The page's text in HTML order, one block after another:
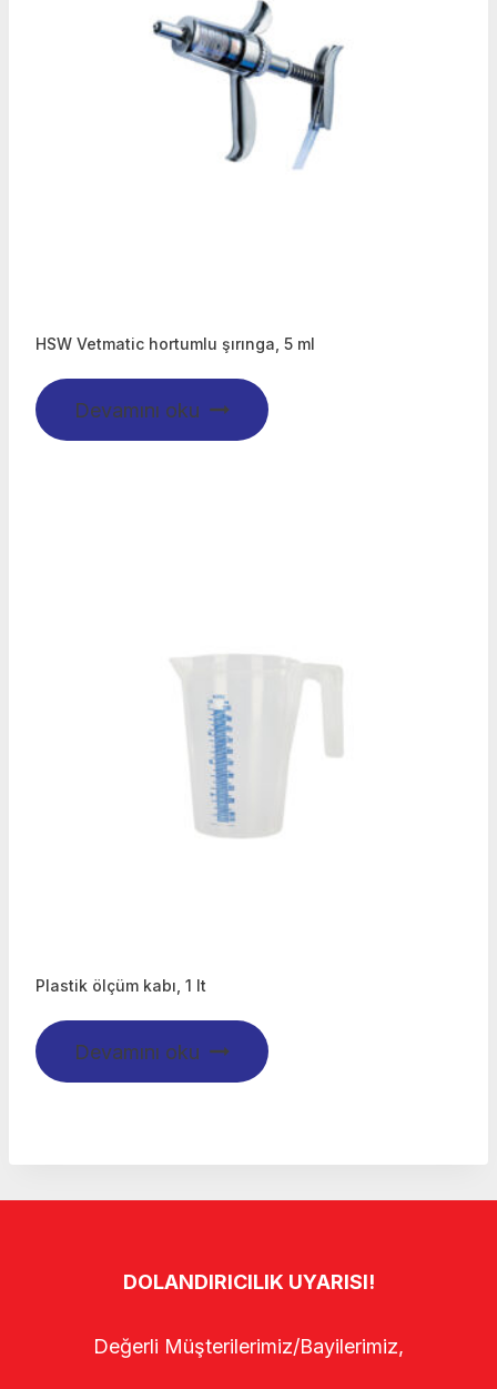
HSW Vetmatic hortumlu şırınga, 5 ml
Devamını oku
Plastik ölçüm kabı, 1 lt
Devamını oku
DOLANDIRICILIK UYARISI!
Değerli Müşterilerimiz/Bayilerimiz,